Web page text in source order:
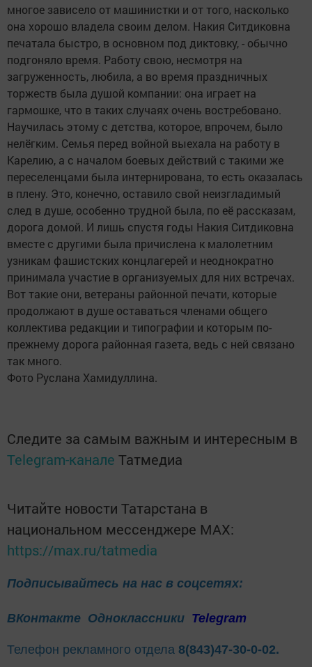
многое зависело от машинистки и от того, насколько
она хорошо владела своим делом. Накия Ситдиковна
печатала быстро, в основном под диктовку, - обычно
подгоняло время. Работу свою, несмотря на
загруженность, любила, а во время праздничных
торжеств была душой компании: она играет на
гармошке, что в таких случаях очень востребовано.
Научилась этому с детства, которое, впрочем, было
нелёгким. Семья перед войной выехала на работу в
Карелию, а с началом боевых действий с такими же
переселенцами была интернирована, то есть оказалась
в плену. Это, конечно, оставило свой неизгладимый
след в душе, особенно трудной была, по её рассказам,
дорога домой. И лишь спустя годы Накия Ситдиковна
вместе с другими была причислена к малолетним
узникам фашистских концлагерей и неоднократно
принимала участие в организуемых для них встречах.
Вот такие они, ветераны районной печати, которые
продолжают в душе оставаться членами общего
коллектива редакции и типографии и которым по-
прежнему дорога районная газета, ведь с ней связано
так много.
Фото Руслана Хамидуллина.
Следите за самым важным и интересным в
Telegram-канале Татмедиа
Читайте новости Татарстана в
национальном мессенджере MАХ:
https://max.ru/tatmedia
Подписывайтесь на нас в соцсетях:
ВКонтакте Одноклассники Telegram
Телефон рекламного отдела 8(843)47-30-0-02.